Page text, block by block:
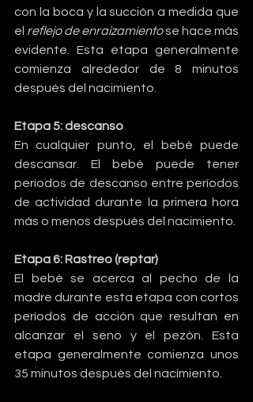
con la boca y la succión a medida que
el reflejo de enraizamiento se hace más
evidente. Esta etapa generalmente
comienza alrededor de 8 minutos
después del nacimiento.
Etapa 5: descanso
En cualquier punto, el bebé puede
descansar. El bebé puede tener
períodos de descanso entre períodos
de actividad durante la primera hora
más o menos después del nacimiento.
Etapa 6: Rastreo (reptar)
El bebé se acerca al pecho de la
madre durante esta etapa con cortos
períodos de acción que resultan en
alcanzar el seno y el pezón. Esta
etapa generalmente comienza unos
35 minutos después del nacimiento.